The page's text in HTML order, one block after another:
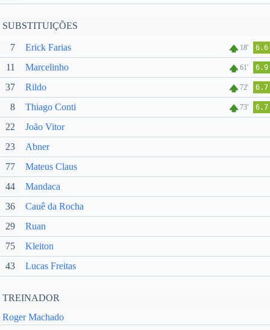
SUBSTITUIÇÕES
7 Erick Farias 18' 6.6
11 Marcelinho 61' 6.9
37 Rildo 72' 6.7
8 Thiago Conti 73' 6.7
22
João Vitor
23
Abner
77
Mateus Claus
44
Mandaca
36
Cauê da Rocha
29
Ruan
75
Kleiton
43
Lucas Freitas
TREINADOR
Roger Machado